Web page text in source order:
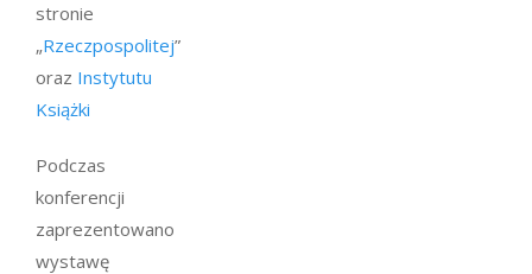
stronie
„Rzeczpospolitej”
oraz Instytutu
Książki
Podczas
konferencji
zaprezentowano
wystawę